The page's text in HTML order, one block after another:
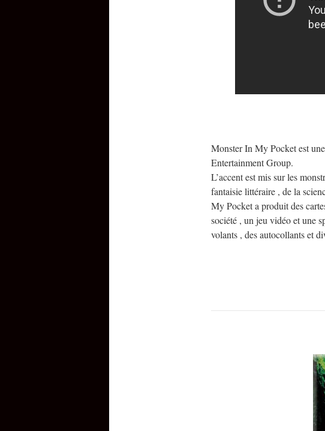
Monster In My Pocket est
Entertainment Group.
L’accent est mis sur les
fantaisie littéraire , de la
My Pocket a produit des
société , un jeu vidéo et une
volants , des autocollants et